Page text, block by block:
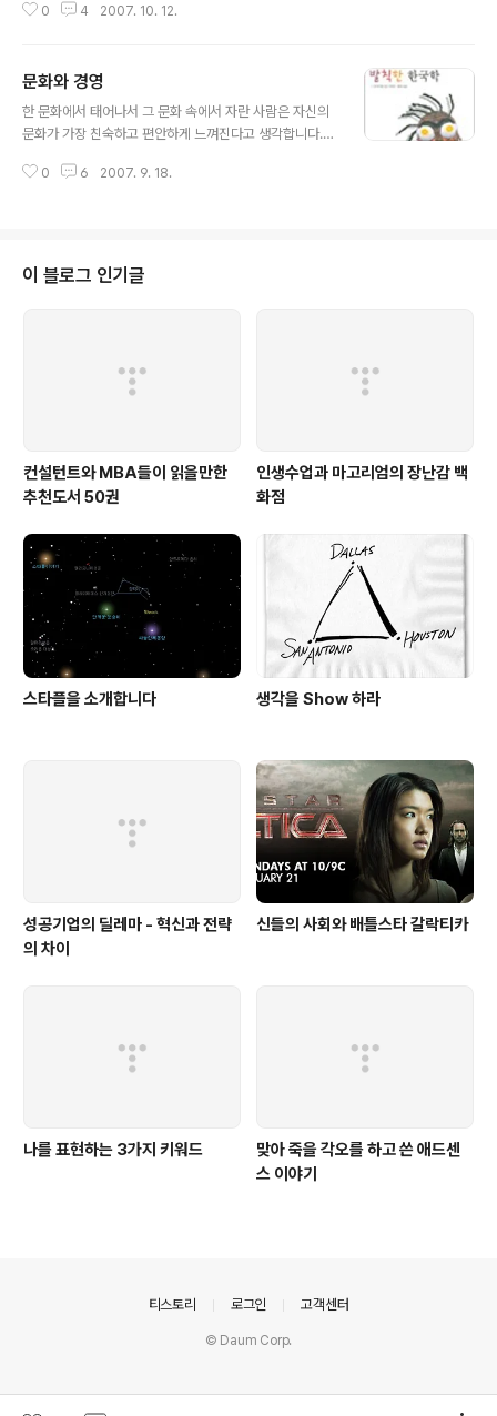
런 시점에 카네기의 인간관계론은 저에게 많은 부분을 시사해 주었습니다. 이
힘든 그런 내용들을 말입니다. 하지만, 이 책이 1930년에 나온 책임에도 불구
하고 이렇게 오랫동안 장수를 해온 비결은 책을 읽어보시지 않으면 알 수 없다
고 생각합니다. 모든 것이 다 마찬가지이겠지만, 이성적으로만 추상적으로만 알
0 4 2007. 10. 12.
문화와 경영
한 문화에서 태어나서 그 문화 속에서 자란 사람은 자신의
문화가 가장 친숙하고 편안하게 느껴진다고 생각합니다.
신의 문화의 어떤 점이 좋은지 혹은 나쁜지에 대해서 알 수
이해가 필요하다는 생각이 많이 듭니다. 이전에 언급한 것
과 같이 우리사회가 점점 다원화되어감에 따라 이전에는
면 경영의 기본을 갖추지 않는 사람..
0 6 2007. 9. 18.
이 블로그 인기글
컨설턴트와 MBA들이 읽을만한
추천도서 50권
인생수업과 마고리엄의 장난감 백
화점
스타플을 소개합니다 생각을 Show 하라
성공기업의 딜레마 - 혁신과 전략
의 차이
신들의 사회와 배틀스타 갈락티카
나를 표현하는 3가지 키워드
맞아 죽을 각오를 하고 쓴 애드센
스 이야기
티스토리 로그인 고객센터
© Daum Corp.